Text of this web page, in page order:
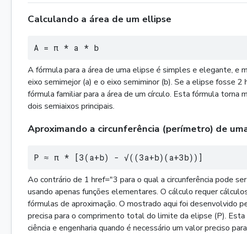
Calculando a área de um ellipse
A = π * a * b
A fórmula para a área de uma elipse é simples e elegante, e
eixo semimejor (a) e o eixo semiminor (b). Se a elipse fosse
fórmula familiar para a área de um círculo. Esta fórmula
dois semiaixos principais.
Aproximando a circunferência (perímetro) de
P ≈ π * [3(a+b) - √((3a+b)(a+3b))]
Ao contrário de 1 href="3 para o qual a circunferência pode
usando apenas funções elementares. O cálculo requer
fórmulas de aproximação. O mostrado aqui foi desenvolvido
precisa para o comprimento total do limite da elipse (P).
ciência e engenharia quando é necessário um valor preciso